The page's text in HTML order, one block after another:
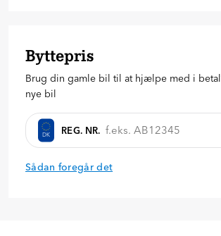
Byttepris
Brug din gamle bil til at hjælpe med i
nye bil
DK REG. NR.
Sådan foregår det